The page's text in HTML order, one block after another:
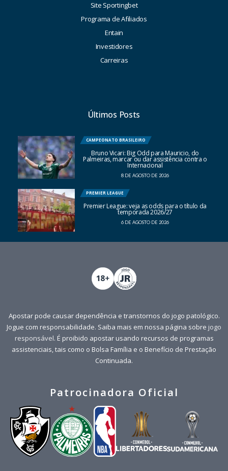
Site Sportingbet
Programa de Afiliados
Entain
Investidores
Carreiras
Últimos Posts
CAMPEONATO BRASILEIRO
Bruno Vicari: Big Odd para Mauricio, do
Palmeiras, marcar ou dar assistência contra o
Internacional
8 DE AGOSTO DE 2026
PREMIER LEAGUE
Premier League: veja as odds para o título da
temporada 2026/27
6 DE AGOSTO DE 2026
Apostar pode causar dependência e transtornos do jogo patológico.
Jogue com responsabilidade. Saiba mais em nossa página sobre jogo
responsável. É proibido apostar usando recursos de programas
assistenciais, tais como o Bolsa Família e o Benefício de Prestação
Continuada.
Patrocinadora Oficial